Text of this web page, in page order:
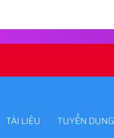
TÀI LIỆU TUYỂN DỤNG